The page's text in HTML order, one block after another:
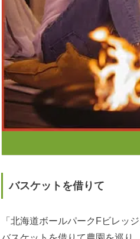
バスケットを借りて
「北海道ボールパークFビレッ